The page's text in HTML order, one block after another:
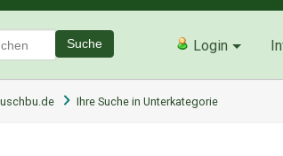
Suche Login
Ihre Suche in Unterkategorie